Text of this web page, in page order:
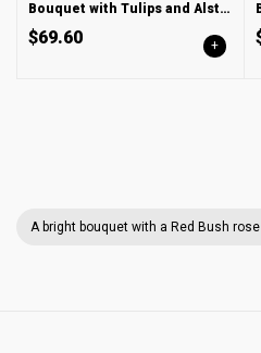
Bouquet with Tulips and Alstroemeria
$69.60 +
A bright bouquet with a Red Bush